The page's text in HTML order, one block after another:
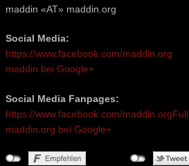
maddin «AT» maddin.org
Social Media:
https://www.facebook.com/maddin.org
maddin bei Google+
Social Media Fanpages:
https://www.facebook.com/
maddin.org bei Google+